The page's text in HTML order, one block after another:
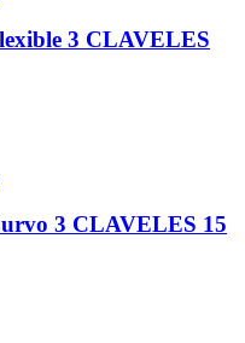
3 CLAVELES
3 CLAVELES 15